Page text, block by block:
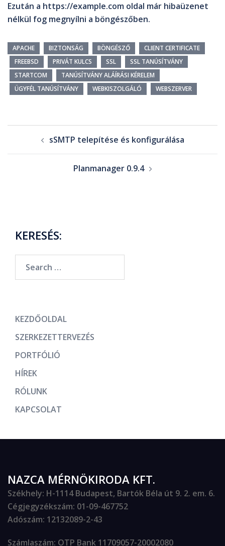
Ezután a https://example.com oldal már hibaüzenet
nélkül fog megnyílni a böngészőben.
APACHE BIZTONSÁG BÖNGÉSZŐ
CLIENT CERTIFICATE
FREEBSD
PRIVÁT KULCS SSL
SSL TANÚSÍTVÁNY
STARTCOM
TANÚSÍTVÁNY ALÁÍRÁSI KÉRELEM
ÜGYFÉL TANÚSÍTVÁNY
WEBKISZOLGÁLÓ WEBSZERVER
sSMTP telepítése és konfigurálása
Planmanager 0.9.4
KERESÉS:
KEZDŐOLDAL
SZERKEZETTERVEZÉS
PORTFÓLIÓ
HÍREK
RÓLUNK
KAPCSOLAT
NAZCA MÉRNÖKIRODA KFT.
Székhely: H-1114 Budapest, Bartók Béla út 9. 2. em. 6.
Cégjegyzékszám: 01-09-467752
Adószám: 12132089-2-43
Számlaszám: OTP Bank 11709057-20002080